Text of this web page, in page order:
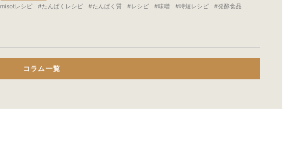
misotレシピ たんぱくレシピ たんぱく質 レシピ 味噌 時短レシピ 発酵食品
コラム一覧